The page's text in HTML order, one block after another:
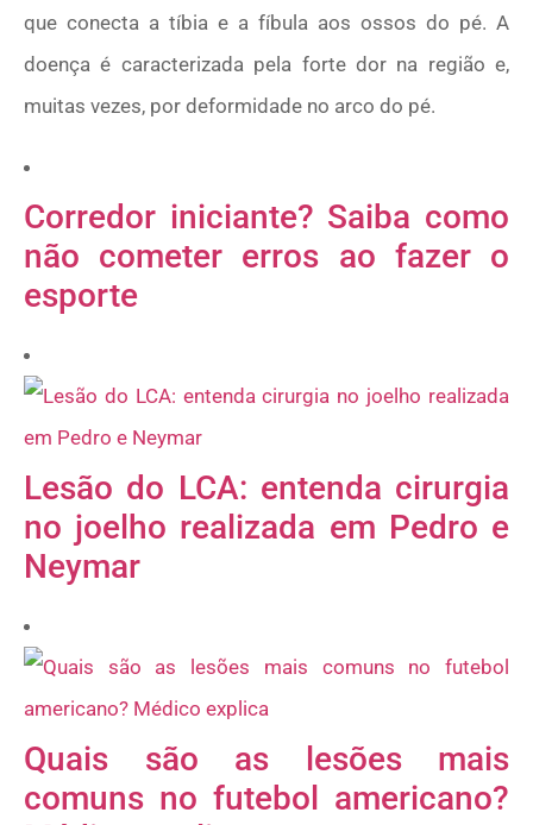
que conecta a tíbia e a fíbula aos ossos do pé. A
doença é caracterizada pela forte dor na região e,
muitas vezes, por deformidade no arco do pé.
Corredor iniciante? Saiba como
não cometer erros ao fazer o
esporte
Lesão do LCA: entenda cirurgia
no joelho realizada em Pedro e
Neymar
Quais são as lesões mais
comuns no futebol americano?